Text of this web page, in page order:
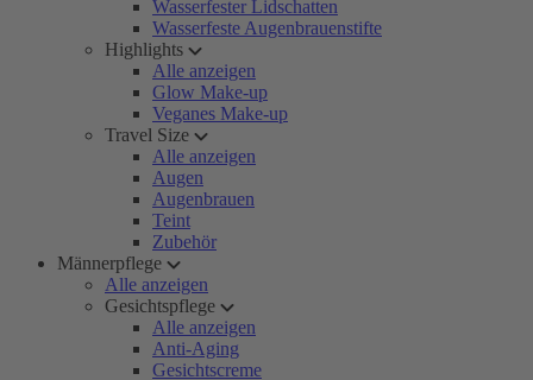
Wasserfester Lidschatten
Wasserfeste Augenbrauenstifte
Highlights
Alle anzeigen
Glow Make-up
Veganes Make-up
Travel Size
Alle anzeigen
Augen
Augenbrauen
Teint
Zubehör
Männerpflege
Alle anzeigen
Gesichtspflege
Alle anzeigen
Anti-Aging
Gesichtscreme